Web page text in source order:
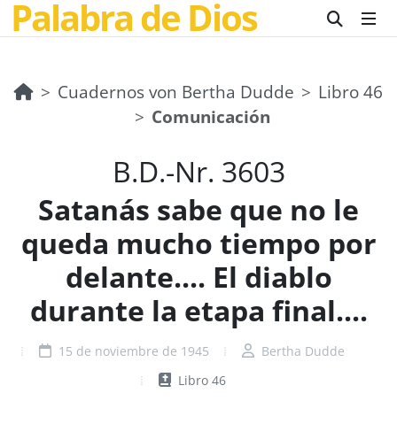
Palabra de Dios
Cuadernos von Bertha Dudde
Libro 46
Comunicación
B.D.-Nr. 3603
Satanás sabe que no le
queda mucho tiempo por
delante.... El diablo
durante la etapa final....
15 de noviembre de 1945
Bertha Dudde
Libro 46